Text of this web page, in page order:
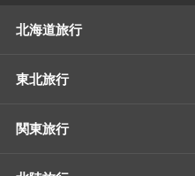
北海道旅行
東北旅行
関東旅行